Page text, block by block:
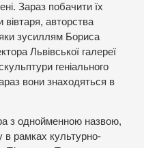
Зараз побачити їх
авторства
зусиллям Бориса
Львівської галереї
геніального
вони знаходяться в
з однойменною назвою,
в рамках культурно-